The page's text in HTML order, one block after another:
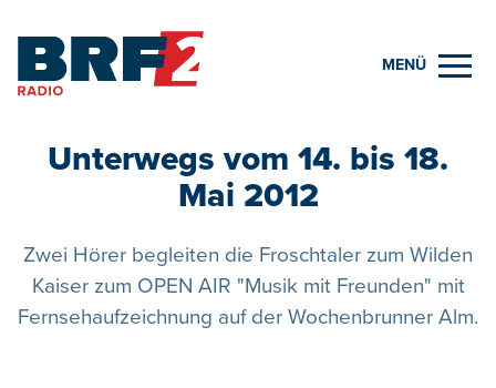
MENÜ
Unterwegs vom 14. bis 18.
Mai 2012
Zwei Hörer begleiten die Froschtaler zum Wilden
Kaiser zum OPEN AIR "Musik mit Freunden" mit
Fernsehaufzeichnung auf der Wochenbrunner Alm.